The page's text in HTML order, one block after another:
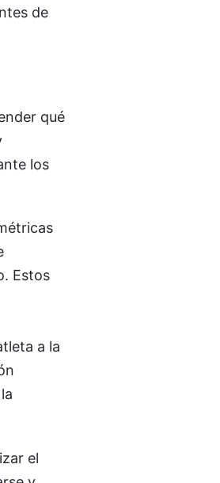
de
qué
los
Estos
a la
el